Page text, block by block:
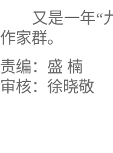
又是一年“九
作家群。
责编：盛 楠
审核：徐晓敬